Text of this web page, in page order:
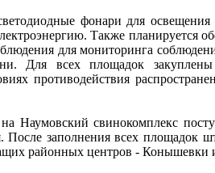
фонари для освещения
Также планируется
для мониторинга
Для всех площадок
противодействия
Наумовский свинокомплекс
заполнения всех площадок
районных центров - Конышевки